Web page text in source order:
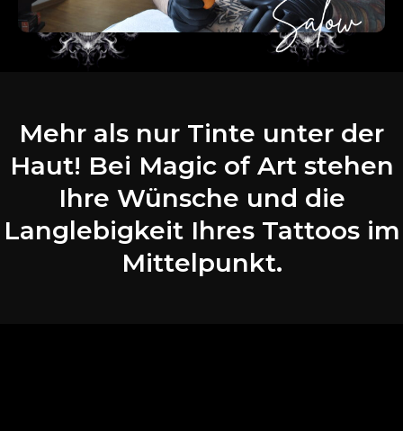
Mehr als nur Tinte unter der
Haut! Bei Magic of Art stehen
Ihre Wünsche und die
Langlebigkeit Ihres Tattoos im
Mittelpunkt.